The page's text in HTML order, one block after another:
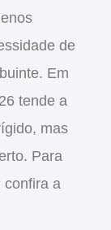
de
Em
tende a
mas
Para
confira a